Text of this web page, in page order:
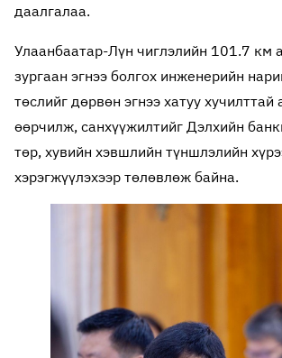
даалгалаа.
Улаанбаатар-Лүн чиглэлийн 101.7 км
зургаан эгнээ болгох инженерийн
төслийг дөрвөн эгнээ хатуу хучилттай
өөрчилж, санхүүжилтийг Дэлхийн
төр, хувийн хэвшлийн түншлэлийн
хэрэгжүүлэхээр төлөвлөж байна.